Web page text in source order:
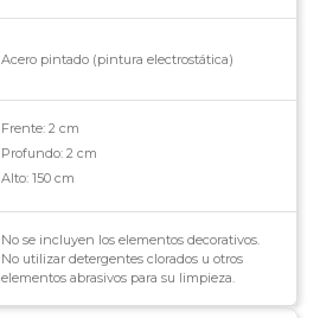
Acero pintado (pintura electrostática)
Frente: 2 cm
Profundo: 2 cm
Alto: 150 cm
No se incluyen los elementos decorativos.
No utilizar detergentes clorados u otros
elementos abrasivos para su limpieza.